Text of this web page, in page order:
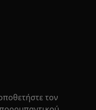
τον